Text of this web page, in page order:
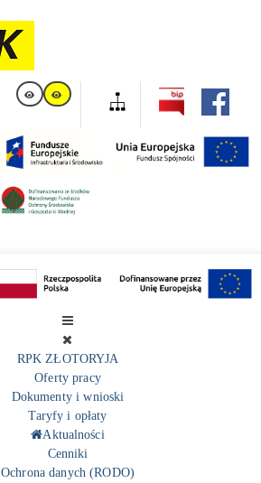
RPK ZŁOTORYJA
Oferty pracy
Dokumenty i wnioski
Taryfy i opłaty
Aktualności
Cenniki
Ochrona danych (RODO)